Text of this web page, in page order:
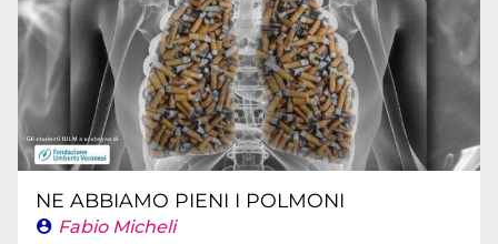
NE ABBIAMO PIENI I POLMONI
Fabio Micheli